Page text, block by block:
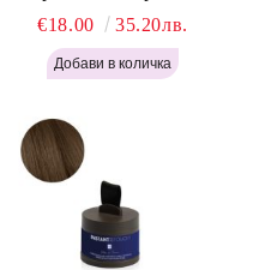
корени Светло Русо - Labor
Pro Instant Retouch Powder -
Light Blonde H646
€18.00 35.20лв.